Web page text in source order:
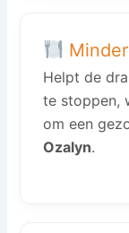
Helpt de
te stoppen,
om een
Ozalyn.